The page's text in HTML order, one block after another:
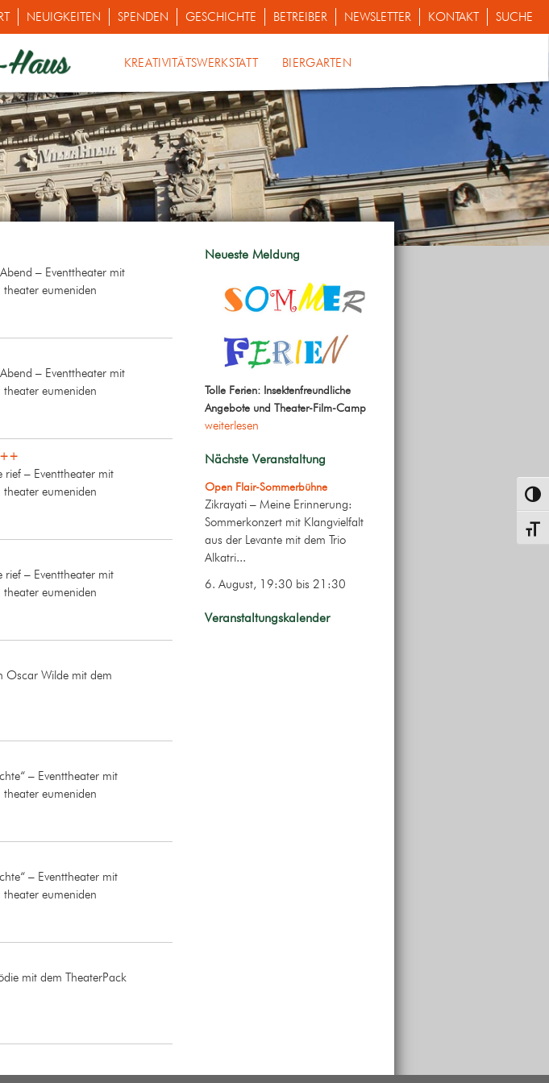
NEUIGKEITEN SPENDEN GESCHICHTE BETREIBER NEWSLETTER KONTAKT SUCHE
KREATIVITÄTSWERKSTATT BIERGARTEN
– Eventtheater mit
eumeniden
– Eventtheater mit
eumeniden
rief – Eventtheater mit
eumeniden
rief – Eventtheater mit
eumeniden
Oscar Wilde mit dem
– Eventtheater mit
eumeniden
– Eventtheater mit
eumeniden
mit dem TheaterPack
Neueste Meldung
Tolle Ferien: Insektenfreundliche
Angebote und Theater-Film-Camp
weiterlesen
Nächste Veranstaltung
Open Flair-Sommerbühne
Zikrayati – Meine Erinnerung:
Sommerkonzert mit Klangvielfalt
aus der Levante mit dem Trio
Alkatri...
6. August, 19:30 bis 21:30
Veranstaltungskalender